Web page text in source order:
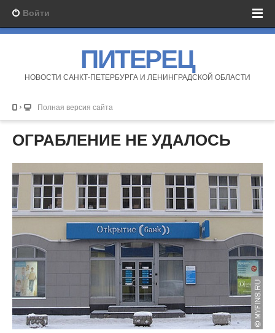
Войти
ПИТЕРЕЦ
НОВОСТИ САНКТ-ПЕТЕРБУРГА И ЛЕНИНГРАДСКОЙ ОБЛАСТИ
Полная версия сайта
ОГРАБЛЕНИЕ НЕ УДАЛОСЬ